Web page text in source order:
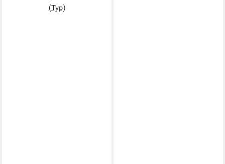
(Typ)